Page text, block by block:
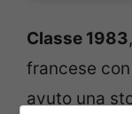
Classe 1983
francese
avuto una